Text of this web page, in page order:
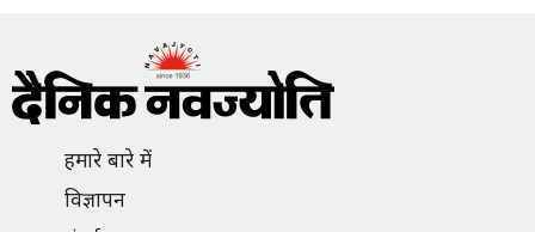
हमारे बारे में
विज्ञापन